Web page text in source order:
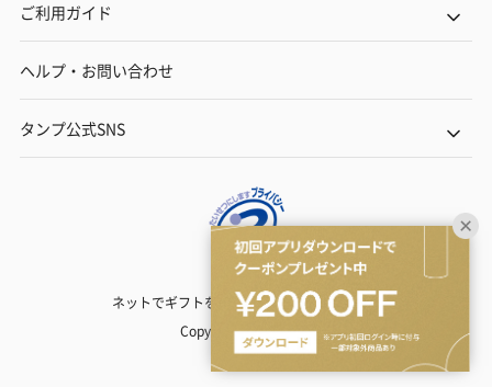
ご利用ガイド
ヘルプ・お問い合わせ
タンプ公式SNS
ネットでギフトを贈るなら | TANP（タンプ）
Copyright© TANP Inc.